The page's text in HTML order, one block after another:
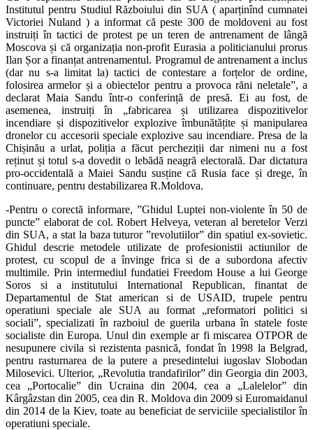
Institutul pentru Studiul Războiului din SUA ( aparținînd cumnatei
Victoriei Nuland ) a informat că peste 300 de moldoveni au fost
instruiți în tactici de protest pe un teren de antrenament de lângă
Moscova și că organizația non-profit Eurasia a politicianului prorus
Ilan Șor a finanțat antrenamentul. Programul de antrenament a inclus
(dar nu s-a limitat la) tactici de contestare a forțelor de ordine,
folosirea armelor și a obiectelor pentru a provoca răni neletale”, a
declarat Maia Sandu într-o conferință de presă. Ei au fost, de
asemenea, instruiți în „fabricarea și utilizarea dispozitivelor
incendiare și dispozitivelor explozive îmbunătățite și manipularea
dronelor cu accesorii speciale explozive sau incendiare. Presa de la
Chișinău a urlat, poliția a făcut percheziții dar nimeni nu a fost
reținut și totul s-a dovedit o lebădă neagră electorală. Dar dictatura
pro-occidentală a Maiei Sandu susține că Rusia face și drege, în
continuare, pentru destabilizarea R.Moldova.
-Pentru o corectă informare, ”Ghidul Luptei non-violente în 50 de
puncte” elaborat de col. Robert Helveya, veteran al beretelor Verzi
din SUA, a stat la baza tuturor ”revolutiilor” din spatiul ex-sovietic.
Ghidul descrie metodele utilizate de profesionistii actiunilor de
protest, cu scopul de a învinge frica si de a subordona afectiv
multimile. Prin intermediul fundatiei Freedom House a lui George
Soros si a institutului International Republican, finantat de
Departamentul de Stat american si de USAID, trupele pentru
operatiuni speciale ale SUA au format „reformatori politici si
sociali”, specializati în razboiul de guerila urbana în statele foste
socialiste din Europa. Unul din exemple ar fi miscarea OTPOR de
nesupunere civila si rezistenta pasnică, fondat în 1998 la Belgrad,
pentru rasturnarea de la putere a presedintelui iugoslav Slobodan
Milosevici. Ulterior, „Revolutia trandafirilor” din Georgia din 2003,
cea „Portocalie” din Ucraina din 2004, cea a „Lalelelor” din
Kârgâzstan din 2005, cea din R. Moldova din 2009 si Euromaidanul
din 2014 de la Kiev, toate au beneficiat de serviciile specialistilor în
operatiuni speciale.